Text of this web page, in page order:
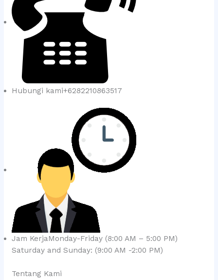
Hubungi kami+6282210863517
Jam KerjaMonday-Friday (8:00 AM – 5:00 PM)
Saturday and Sunday: (9:00 AM -2:00 PM)
Tentang Kami